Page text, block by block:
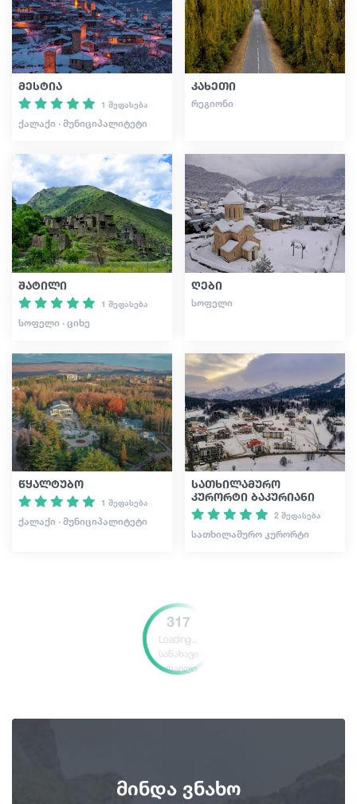
მესტია
1 შეფასება
ᲥᲐᲚᲐᲥᲘ · ᲛᲣᲜᲘᲪᲘᲞᲐᲚᲘᲢᲔᲢᲘ
კახეთი
ᲠᲔᲒᲘᲝᲜᲘ
შატილი
1 შეფასება
ᲡᲝᲤᲔᲚᲘ · ᲪᲘᲮᲔ
ღები
ᲡᲝᲤᲔᲚᲘ
წყალტუბო
1 შეფასება
ᲥᲐᲚᲐᲥᲘ · ᲛᲣᲜᲘᲪᲘᲞᲐᲚᲘᲢᲔᲢᲘ
სათხილამურო
კურორტი ბაკურიანი
2 შეფასება
ᲡᲐᲗᲮᲘᲚᲐᲛᲣᲠᲝ ᲙᲣᲠᲝᲠᲢᲘ
317
Loading...
სანახავი
ადგილი
მინდა ვნახო